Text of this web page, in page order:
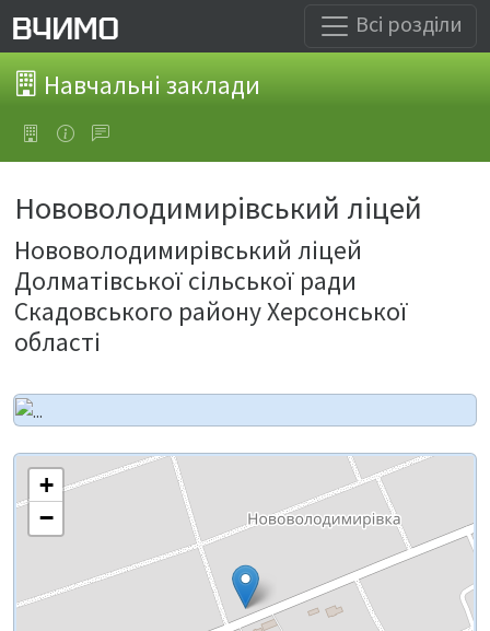
Всі розділи
Навчальні заклади
Нововолодимирівський ліцей
Нововолодимирівський ліцей
Долматівської сільської ради
Скадовського району Херсонської
області
+
−